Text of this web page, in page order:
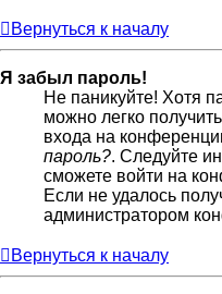
Вернуться к началу
Я забыл пароль!
Не паникуйте! Хотя
можно легко
входа на
пароль?. Следуйте
сможете войти на
Если не удалось
администратором
Вернуться к началу